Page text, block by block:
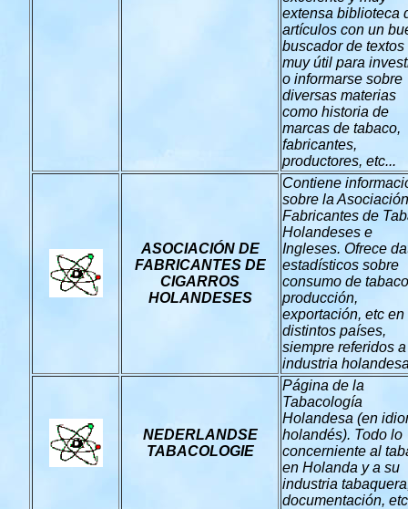
extensa biblioteca
artículos con un
buscador de textos
muy útil para
o informarse sobre
diversas materias
como historia de
marcas de tabaco,
fabricantes,
productores, etc...
ASOCIACIÓN DE
FABRICANTES DE
CIGARROS
HOLANDESES
Contiene
sobre la
Fabricantes de
Holandeses e
Ingleses. Ofrece
estadísticos sobre
consumo de
producción,
exportación, etc en
distintos países,
siempre referidos
industria
NEDERLANDSE
TABACOLOGIE
Página de la
Tabacología
Holandesa (en
holandés). Todo lo
concerniente al
en Holanda y a su
industria
documentación,